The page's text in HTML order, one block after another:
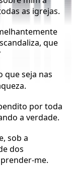
as igrejas.
que
que seja nas
por toda
a verdade.
sob a
dos
me.